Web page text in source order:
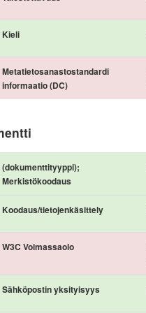
Kieli
Metatietosanastostandardi
informaatio (DC)
(dokumenttityyppi);
Merkistökoodaus
Koodaus/tietojenkäsittely
W3C Voimassaolo
Sähköpostin yksityisyys